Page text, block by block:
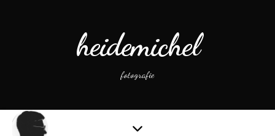
heidemichel
fotografie